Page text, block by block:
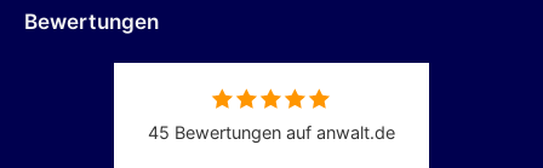
Bewertungen
45 Bewertungen auf anwalt.de